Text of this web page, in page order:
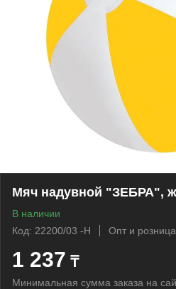
Мяч надувной "ЗЕБРА",
В наличии
Код: 22200/03 -Н
Опт и розница
1 237 ₸
Минимальная сумма заказа на